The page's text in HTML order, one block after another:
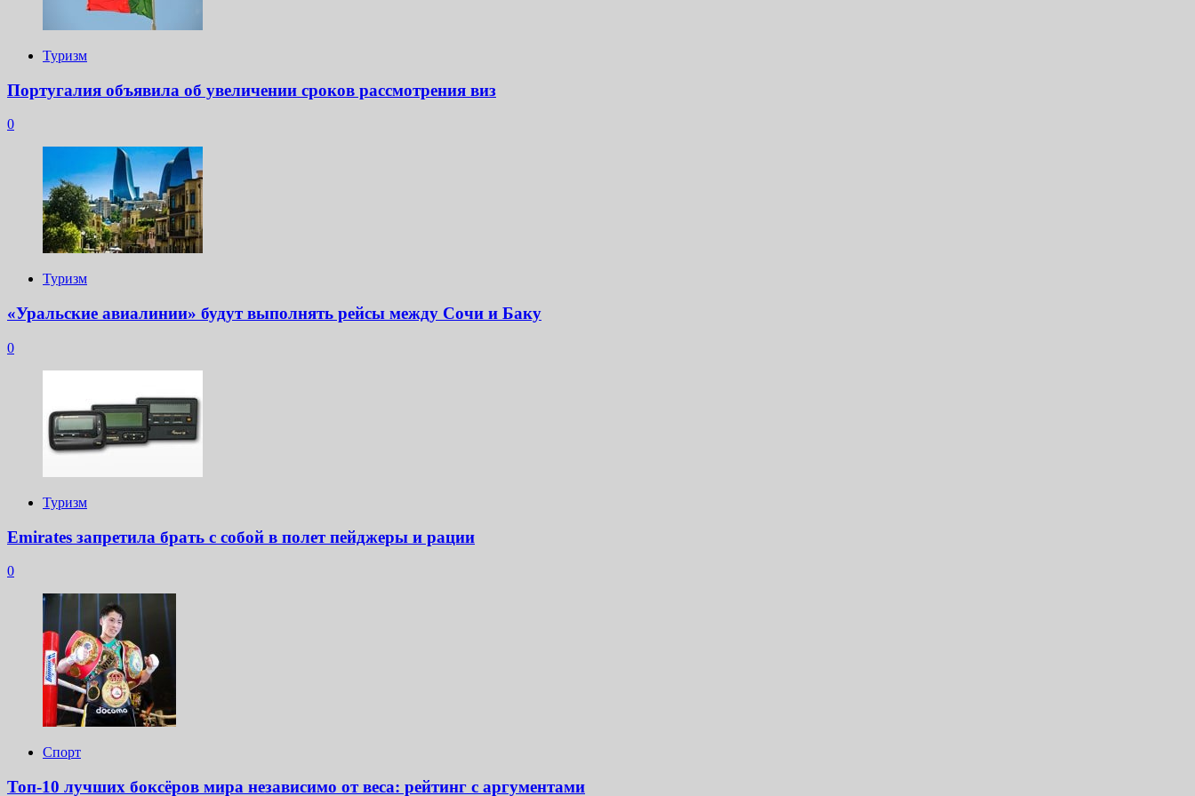
Туризм
Португалия объявила об увеличении сроков рассмотрения виз
0
Туризм
«Уральские авиалинии» будут выполнять рейсы между Сочи и Баку
0
Туризм
Emirates запретила брать с собой в полет пейджеры и рации
0
Спорт
Топ-10 лучших боксёров мира независимо от веса: рейтинг с аргументами